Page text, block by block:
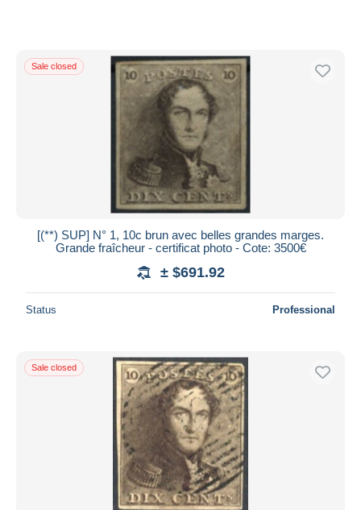
Sale closed
[(**) SUP] N° 1, 10c brun avec belles grandes marges.
Grande fraîcheur - certificat photo - Cote: 3500€
± $691.92
Status Professional
Sale closed